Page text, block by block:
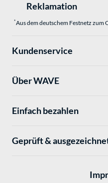
Reklamation
*Aus dem deutschem Festnetz zum
Kundenservice
Über WAVE
Einfach bezahlen
Geprüft &